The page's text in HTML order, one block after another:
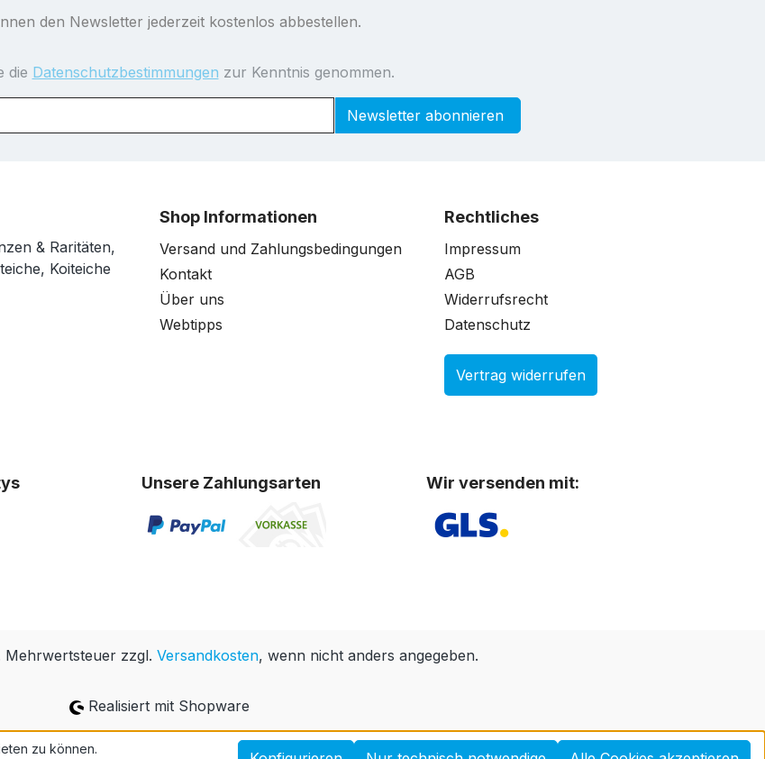
den Newsletter jederzeit kostenlos abbestellen.
die Datenschutzbestimmungen zur Kenntnis genommen.
Newsletter abonnieren
& Raritäten,
Koiteiche
Shop Informationen
Versand und Zahlungsbedingungen
Kontakt
Über uns
Webtipps
Rechtliches
Impressum
AGB
Widerrufsrecht
Datenschutz
Vertrag widerrufen
Unsere Zahlungsarten Wir versenden mit:
Mehrwertsteuer zzgl. Versandkosten, wenn nicht anders angegeben.
Realisiert mit Shopware
zu können.